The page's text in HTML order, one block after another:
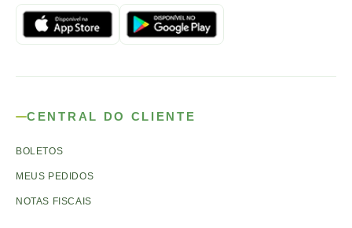
CENTRAL DO CLIENTE
BOLETOS
MEUS PEDIDOS
NOTAS FISCAIS